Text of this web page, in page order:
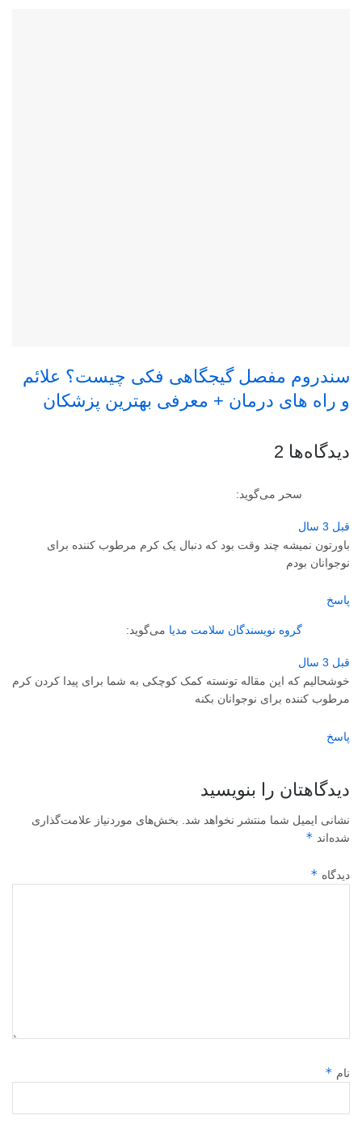
سندروم مفصل گیجگاهی فکی چیست؟ علائم
و راه های درمان + معرفی بهترین پزشکان
دیدگاه‌ها 2
سحر می‌گوید:
قبل 3 سال
باورتون نمیشه چند وقت بود که دنبال یک کرم مرطوب کننده برای
نوجوانان بودم
پاسخ
گروه نویسندگان سلامت مدیا می‌گوید:
قبل 3 سال
خوشحالیم که این مقاله تونسته کمک کوچکی به شما برای پیدا کردن کرم
مرطوب کننده برای نوجوانان بکنه
پاسخ
دیدگاهتان را بنویسید
نشانی ایمیل شما منتشر نخواهد شد.
بخش‌های موردنیاز علامت‌گذاری
شده‌اند *
دیدگاه *
نام *